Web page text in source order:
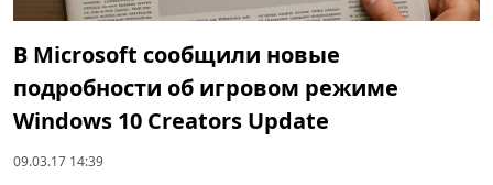
В Microsoft сообщили новые
подробности об игровом режиме
Windows 10 Creators Update
09.03.17 14:39